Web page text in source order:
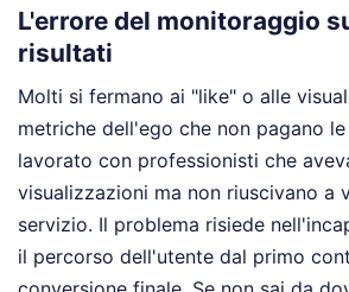
L'errore del monitoraggio
risultati
Molti si fermano ai "like" o alle
metriche dell'ego che non pagano
lavorato con professionisti che
visualizzazioni ma non riuscivano a
servizio. Il problema risiede
il percorso dell'utente dal primo